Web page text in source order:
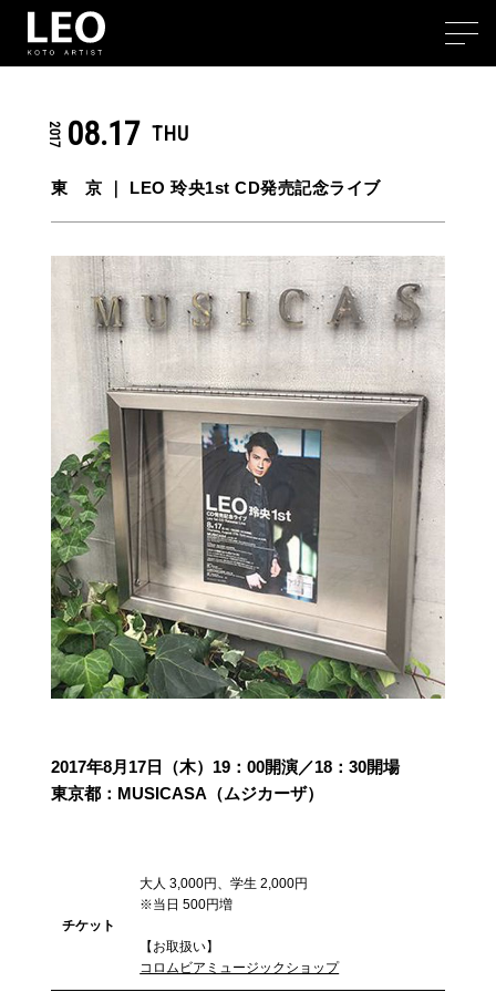
2017 08.17 THU
東 京 ｜ LEO 玲央1st CD発売記念ライブ
2017年8月17日（木）19：00開演／18：30開場
東京都：MUSICASA（ムジカーザ）
チケット
大人 3,000円、学生 2,000円
※当日 500円増
【お取扱い】
コロムビアミュージックショップ